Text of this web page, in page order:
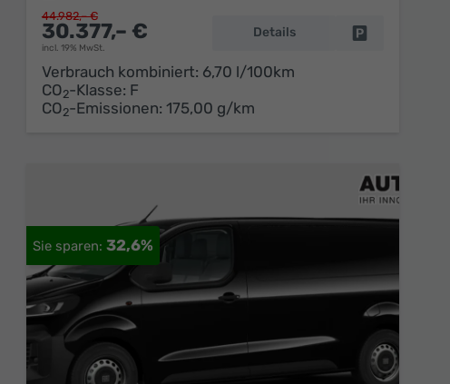
parken30.377,– €
incl. 19% MwSt.
44.982,– €
Details
Verbrauch kombiniert: 6,70 l/100km
CO2-Klasse: F
CO2-Emissionen: 175,00 g/km
32,6%